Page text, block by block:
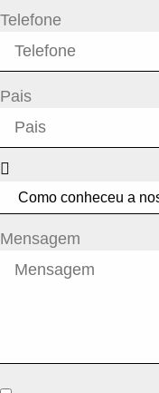
Telefone
Pais
Mensagem